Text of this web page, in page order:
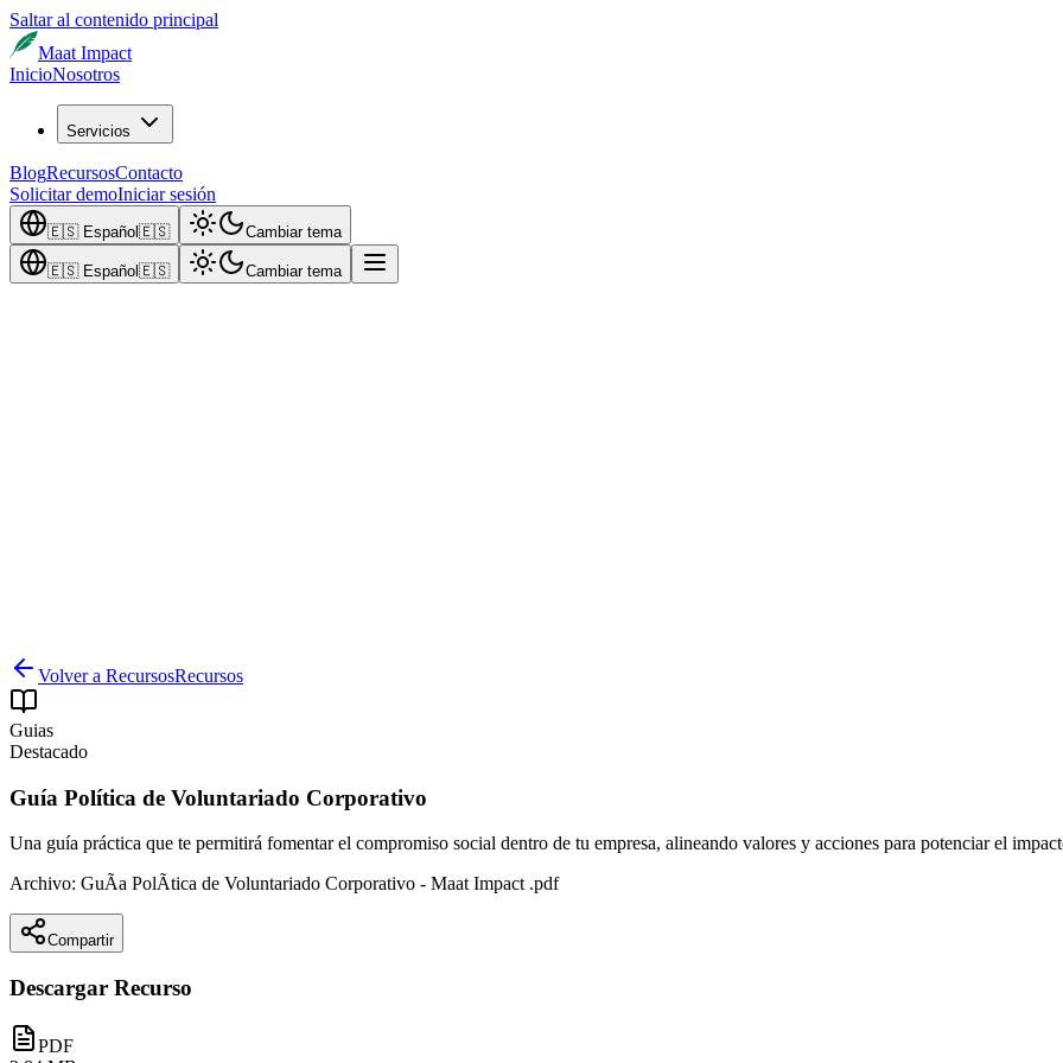
Saltar al contenido principal
Maat Impact
InicioNosotros
Servicios
BlogRecursosContacto
Solicitar demoIniciar sesión
🇪🇸 Español 🇪🇸 Cambiar tema
🇪🇸 Español 🇪🇸 Cambiar tema
Volver a RecursosRecursos
Guias
Destacado
Guía Política de Voluntariado Corporativo
Una guía práctica que te permitirá fomentar el compromiso social dentro de tu empresa, alineando valores y acciones para potenciar el
Archivo: GuÃ­a PolÃ­tica de Voluntariado Corporativo - Maat Impact .pdf
Compartir
Descargar Recurso
PDF